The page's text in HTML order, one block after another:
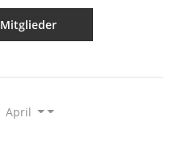
Mitglieder
April